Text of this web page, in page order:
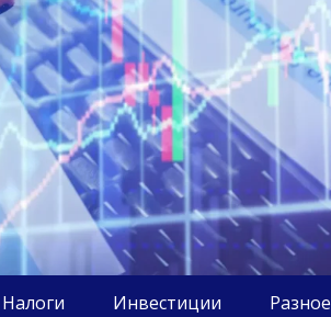
Налоги Инвестиции Разное